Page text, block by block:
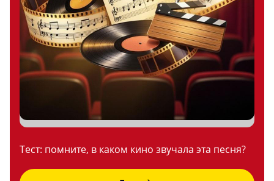
Тест: помните, в каком кино звучала эта песня?